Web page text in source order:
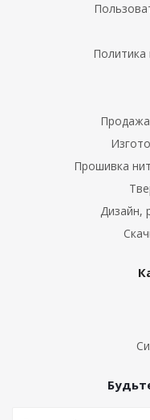
Политика
Прошивка
Дизайн,